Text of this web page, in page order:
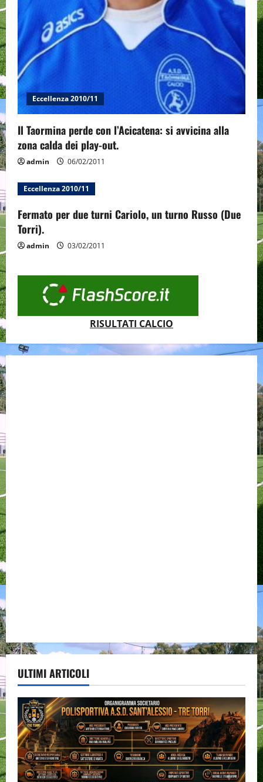
Eccellenza 2010/11
Il Taormina perde con l’Acicatena: si avvicina alla
zona calda dei play-out.
admin 06/02/2011
Eccellenza 2010/11
Fermato per due turni Cariolo, un turno Russo (Due
Torri).
admin 03/02/2011
RISULTATI CALCIO
ULTIMI ARTICOLI